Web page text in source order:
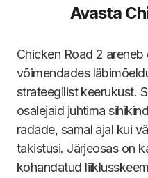
Avasta
Chicken Road 2
võimendades
strateegilist keerukust.
osalejaid juhtima
radade, samal ajal kui
takistusi. Järjeosas on
kohandatud